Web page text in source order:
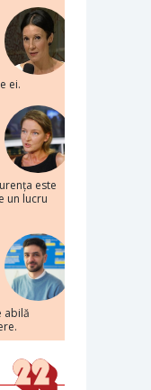
ei.
este
un lucru
abilă